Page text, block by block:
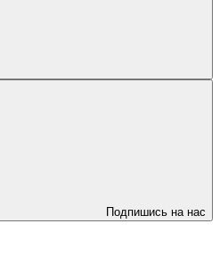
Подпишись на нас